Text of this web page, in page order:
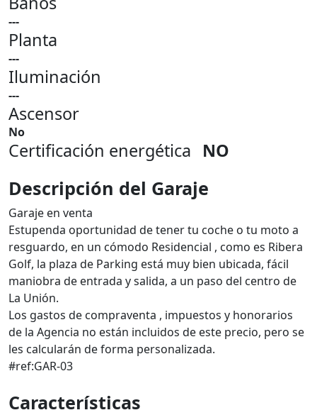
---
Planta
---
Iluminación
---
Ascensor
No
Certificación energética NO
Descripción del Garaje
Garaje en venta
Estupenda oportunidad de tener tu coche o tu moto a
resguardo, en un cómodo Residencial , como es Ribera
Golf, la plaza de Parking está muy bien ubicada, fácil
maniobra de entrada y salida, a un paso del centro de
La Unión.
Los gastos de compraventa , impuestos y honorarios
de la Agencia no están incluidos de este precio, pero se
les calcularán de forma personalizada.
#ref:GAR-03
Características